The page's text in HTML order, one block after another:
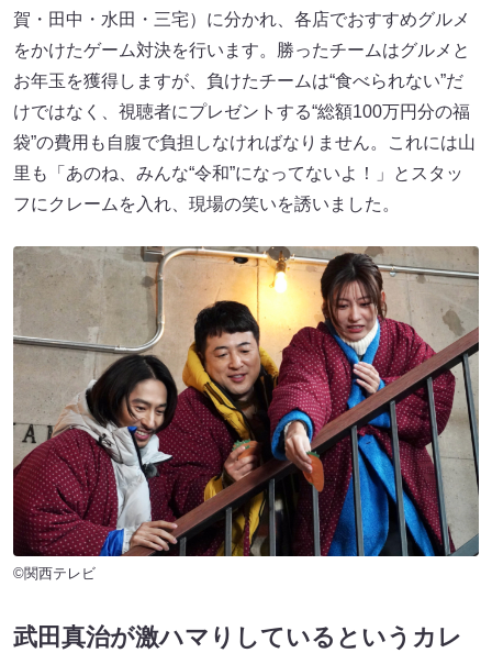
賀・田中・水田・三宅）に分かれ、各店でおすすめグルメ
をかけたゲーム対決を行います。勝ったチームはグルメと
お年玉を獲得しますが、負けたチームは“食べられない”だ
けではなく、視聴者にプレゼントする“総額100万円分の福
袋”の費用も自腹で負担しなければなりません。これには山
里も「あのね、みんな“令和”になってないよ！」とスタッ
フにクレームを入れ、現場の笑いを誘いました。
©関西テレビ
武田真治が激ハマりしているというカレ